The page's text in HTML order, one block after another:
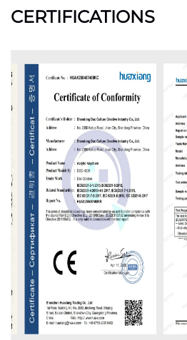
CERTIFICATIONS